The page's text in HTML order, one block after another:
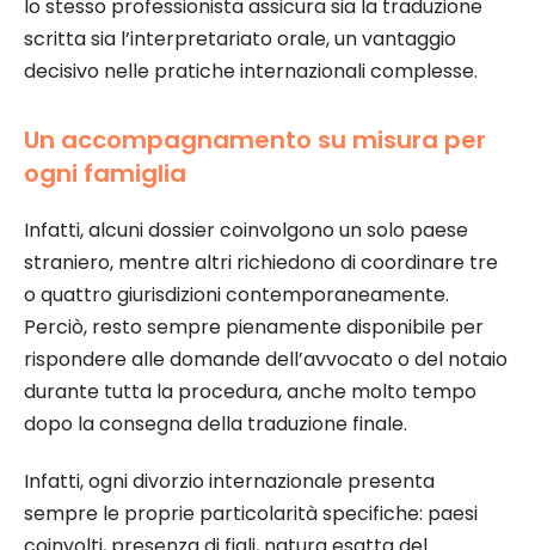
lo stesso professionista assicura sia la traduzione
scritta sia l’interpretariato orale, un vantaggio
decisivo nelle pratiche internazionali complesse.
Un accompagnamento su misura per
ogni famiglia
Infatti, alcuni dossier coinvolgono un solo paese
straniero, mentre altri richiedono di coordinare tre
o quattro giurisdizioni contemporaneamente.
Perciò, resto sempre pienamente disponibile per
rispondere alle domande dell’avvocato o del notaio
durante tutta la procedura, anche molto tempo
dopo la consegna della traduzione finale.
Infatti, ogni divorzio internazionale presenta
sempre le proprie particolarità specifiche: paesi